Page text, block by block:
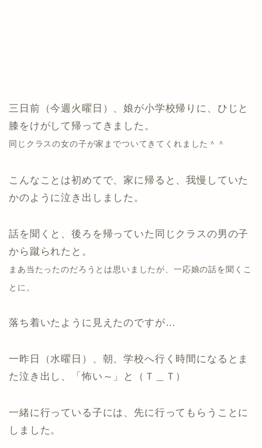
三日前（今週火曜日）、娘が小学校帰りに、ひじと
膝をけがして帰ってきました。
同じクラスの女の子が家までついてきてくれました＾＾
こんなことは初めてで、家に帰ると、我慢していた
かのように泣き出しました。
話を聞くと、後ろを帰っていた同じクラスの男の子
から蹴られたと。
まあ当たったのだろうとは思いましたが、一応娘の話を聞くこ
とに。
落ち着いたように見えたのですが…
一昨日（水曜日）、朝、学校へ行く時間になるとま
た泣き出し、「怖い～」と（Ｔ＿Ｔ）
一緒に行っている子には、先に行ってもらうことに
しました。